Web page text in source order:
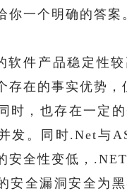
你一个明确的答案
软件产品稳定性
存在的事实优势，
时，也存在一定
发。同时.Net与
安全性变低，
安全漏洞安全为